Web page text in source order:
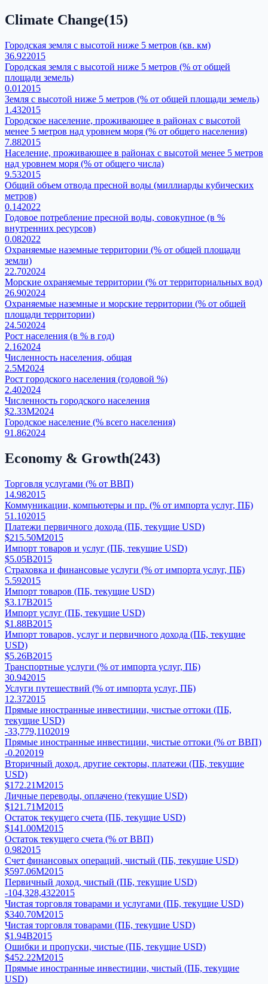
Climate Change(15)
Городская земля с высотой ниже 5 метров (кв. км)
36.922015
Городская земля с высотой ниже 5 метров (% от общей
площади земель)
0.01 2015
Земля с высотой ниже 5 метров (% от общей площади земель)
1.432015
Городское население, проживающее в районах с высотой
менее 5 метров над уровнем моря (% от общего населения)
7.882015
Население, проживающее в районах с высотой менее 5 метров
над уровнем моря (% от общего числа)
9.532015
Общий объем отвода пресной воды (миллиарды кубических
метров)
0.142022
Годовое потребление пресной воды, совокупное (в %
внутренних ресурсов)
0.082022
Охраняемые наземные территории (% от общей площади
земли)
22.702024
Морские охраняемые территории (% от территориальных вод)
26.902024
Охраняемые наземные и морские территории (% от общей
площади территории)
24.502024
Рост населения (в % в год)
2.162024
Численность населения, общая
2.5M2024
Рост городского населения (годовой %)
2.402024
Численность городского населения
$2.33M2024
Городское население (% всего населения)
91.862024
Economy & Growth(243)
Торговля услугами (% от ВВП)
14.982015
Коммуникации, компьютеры и пр. (% от импорта услуг, ПБ)
51.102015
Платежи первичного дохода (ПБ, текущие USD)
$215.50M2015
Импорт товаров и услуг (ПБ, текущие USD)
$5.05B2015
Страховка и финансовые услуги (% от импорта услуг, ПБ)
5.592015
Импорт товаров (ПБ, текущие USD)
$3.17B2015
Импорт услуг (ПБ, текущие USD)
$1.88B2015
Импорт товаров, услуг и первичного дохода (ПБ, текущие
USD)
$5.26B2015
Транспортные услуги (% от импорта услуг, ПБ)
30.942015
Услуги путешествий (% от импорта услуг, ПБ)
12.372015
Прямые иностранные инвестиции, чистые оттоки (ПБ,
текущие USD)
-33,779,1102019
Прямые иностранные инвестиции, чистые оттоки (% от ВВП)
-0.202019
Вторичный доход, другие секторы, платежи (ПБ, текущие
USD)
$172.21M2015
Личные переводы, оплачено (текущие USD)
$121.71M2015
Остаток текущего счета (ПБ, текущие USD)
$141.00M2015
Остаток текущего счета (% от ВВП)
0.982015
Счет финансовых операций, чистый (ПБ, текущие USD)
$597.06M2015
Первичный доход, чистый (ПБ, текущие USD)
-104,328,4322015
Чистая торговля товарами и услугами (ПБ, текущие USD)
$340.70M2015
Чистая торговля товарами (ПБ, текущие USD)
$1.94B2015
Ошибки и пропуски, чистые (ПБ, текущие USD)
$452.22M2015
Прямые иностранные инвестиции, чистый (ПБ, текущие
USD)